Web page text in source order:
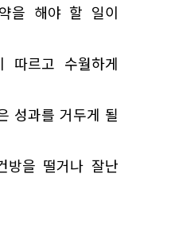
을 해야 할 일이
르고 수월하게
성과를 거두게 될
을 떨거나 잘난